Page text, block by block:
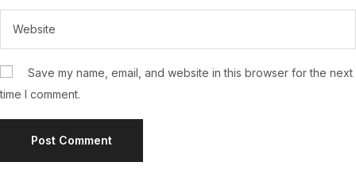
Save my name, email, and website in this browser for the next
time I comment.